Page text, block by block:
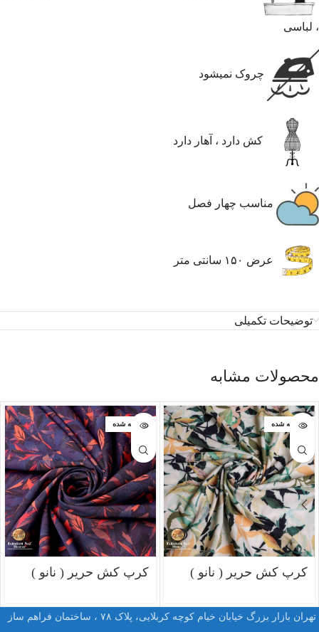
، لباسی
چروک نمیشود
کش دارد ، آهار دارد
مناسب چهار فصل
عرض ۱۵۰ سانتی متر
توضیحات تکمیلی
محصولات مشابه
فروخته شده
کرپ کش حریر ( نانو )
فروخته شده
کرپ کش حریر ( نانو )
تهران بازار بزرگ خیابان خیام کوچه کربلایی، پلاک ۷۸ ، ساختمان فراهم ساز